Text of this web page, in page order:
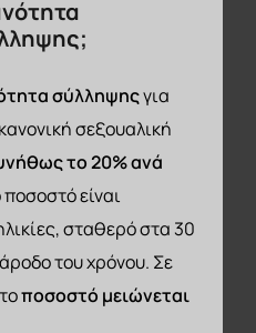
σύλληψηςγια
σεξουαλική
το 20% ανά
είναι
σταθερό στα 30
του χρόνου. Σε
ποσοστό μειώνεται